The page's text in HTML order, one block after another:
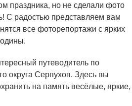
праздника, но не сделали фото
С радостью представляем вам
все фоторепортажи с ярких
путеводитель по
округа Серпухов. Здесь вы
на память весёлые, яркие,